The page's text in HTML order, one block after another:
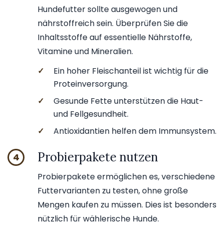
Hundefutter sollte ausgewogen und
nährstoffreich sein. Überprüfen Sie die
Inhaltsstoffe auf essentielle Nährstoffe,
Vitamine und Mineralien.
✓
Ein hoher Fleischanteil ist wichtig für die
Proteinversorgung.
✓
Gesunde Fette unterstützen die Haut-
und Fellgesundheit.
✓
Antioxidantien helfen dem Immunsystem.
4 Probierpakete nutzen
Probierpakete ermöglichen es, verschiedene
Futtervarianten zu testen, ohne große
Mengen kaufen zu müssen. Dies ist besonders
nützlich für wählerische Hunde.